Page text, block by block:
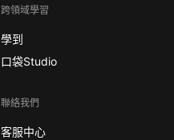
跨領域學習
學到
口袋Studio
聯絡我們
客服中心